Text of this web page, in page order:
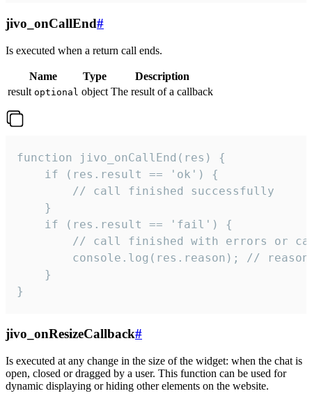
jivo_onCallEnd#
Is executed when a return call ends.
Name Type
Description
result optional object The result of a callback
function jivo_onCallEnd(res) {
    if (res.result == 'ok') {
        // call finished successfully
    }
    if (res.result == 'fail') {
// call finished with errors or
console.log(res.reason); //
    }
}
jivo_onResizeCallback#
Is executed at any change in the size of the widget: when the chat is
open, closed or dragged by a user. This function can be used for
dynamic displaying or hiding other elements on the website.